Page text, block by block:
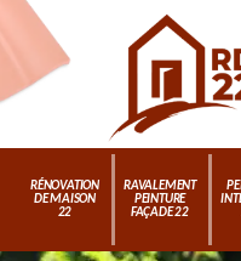
RÉNOVATION
DE MAISON
22
RAVALEMENT
PEINTURE
FAÇADE 22